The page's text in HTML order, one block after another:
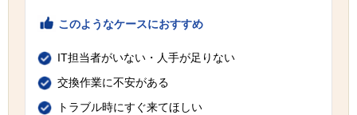
このようなケースにおすすめ
IT担当者がいない・人手が足りない
交換作業に不安がある
トラブル時にすぐ来てほしい